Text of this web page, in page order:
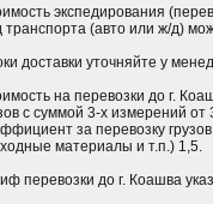
экспедирования
транспорта (авто или ж/д)
доставки уточняйте у
на перевозки до г.
с суммой 3-х измерений
за перевозку
материалы и т.п.) 1,5.
перевозки до г. Коашва